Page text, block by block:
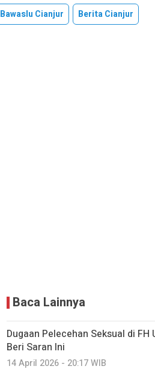
Bawaslu Cianjur Berita Cianjur
Baca Lainnya
Dugaan Pelecehan Seksual di
Beri Saran Ini
14 April 2026 - 20:17 WIB